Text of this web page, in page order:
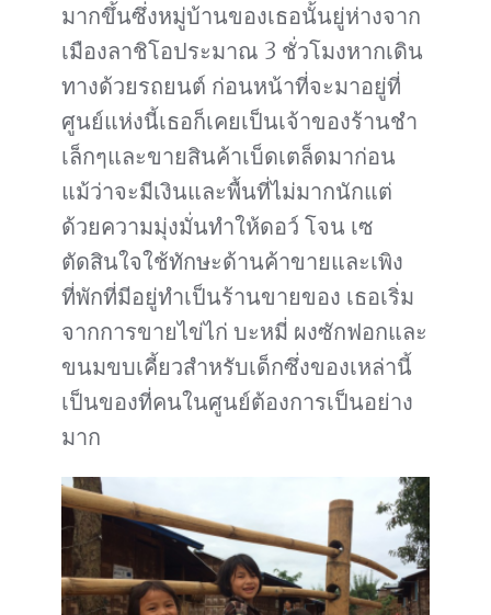
มากขึ้นซึ่งหมู่บ้านของเธอนั้นยู่ห่างจาก
เมืองลาชิโอประมาณ 3 ชั่วโมงหากเดิน
ทางด้วยรถยนต์ ก่อนหน้าที่จะมาอยู่ที่
ศูนย์แห่งนี้เธอก็เคยเป็นเจ้าของร้านชำ
เล็กๆและขายสินค้าเบ็ดเตล็ดมาก่อน
แม้ว่าจะมีเงินและพื้นที่ไม่มากนักแต่
ด้วยความมุ่งมั่นทำให้ดอว์ โจน เซ
ตัดสินใจใช้ทักษะด้านค้าขายและเพิง
ที่พักที่มีอยู่ทำเป็นร้านขายของ เธอเริ่ม
จากการขายไข่ไก่ บะหมี่ ผงซักฟอกและ
ขนมขบเคี้ยวสำหรับเด็กซึ่งของเหล่านี้
เป็นของที่คนในศูนย์ต้องการเป็นอย่าง
มาก